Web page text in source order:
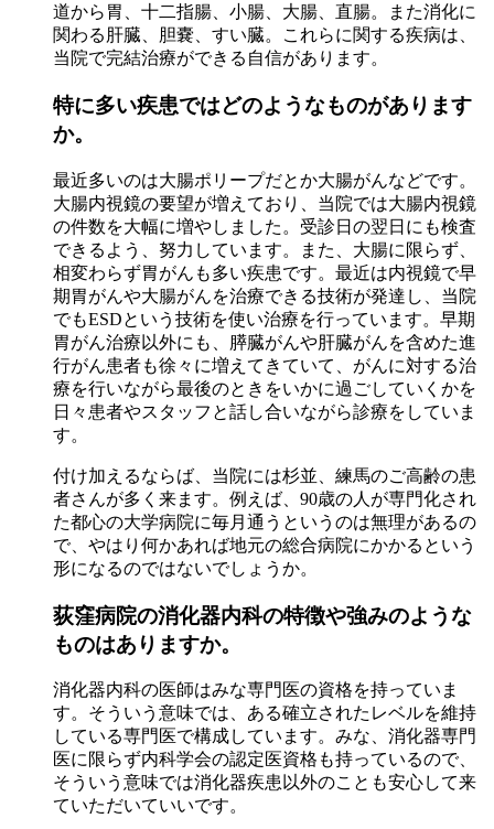
道から胃、十二指腸、小腸、大腸、直腸。また消化に
関わる肝臓、胆嚢、すい臓。これらに関する疾病は、
当院で完結治療ができる自信があります。
特に多い疾患ではどのようなものがあります
か。
最近多いのは大腸ポリープだとか大腸がんなどです。
大腸内視鏡の要望が増えており、当院では大腸内視鏡
の件数を大幅に増やしました。受診日の翌日にも検査
できるよう、努力しています。また、大腸に限らず、
相変わらず胃がんも多い疾患です。最近は内視鏡で早
期胃がんや大腸がんを治療できる技術が発達し、当院
でもESDという技術を使い治療を行っています。早期
胃がん治療以外にも、膵臓がんや肝臓がんを含めた進
行がん患者も徐々に増えてきていて、がんに対する治
療を行いながら最後のときをいかに過ごしていくかを
日々患者やスタッフと話し合いながら診療をしていま
す。
付け加えるならば、当院には杉並、練馬のご高齢の患
者さんが多く来ます。例えば、90歳の人が専門化され
た都心の大学病院に毎月通うというのは無理があるの
で、やはり何かあれば地元の総合病院にかかるという
形になるのではないでしょうか。
荻窪病院の消化器内科の特徴や強みのような
ものはありますか。
消化器内科の医師はみな専門医の資格を持っていま
す。そういう意味では、ある確立されたレベルを維持
している専門医で構成しています。みな、消化器専門
医に限らず内科学会の認定医資格も持っているので、
そういう意味では消化器疾患以外のことも安心して来
ていただいていいです。